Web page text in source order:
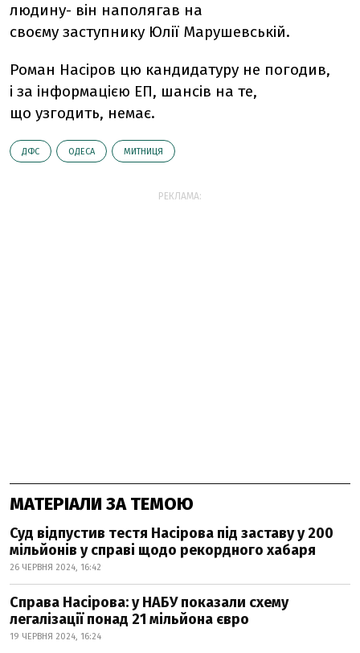
людину- він наполягав на
своєму заступнику Юлії Марушевській.
Роман Насіров цю кандидатуру не погодив,
і за інформацією ЕП, шансів на те,
що узгодить, немає.
ДФС ОДЕСА МИТНИЦЯ
РЕКЛАМА:
МАТЕРІАЛИ ЗА ТЕМОЮ
Суд відпустив тестя Насірова під заставу у 200
мільйонів у справі щодо рекордного хабаря
26 ЧЕРВНЯ 2024, 16:42
Справа Насірова: у НАБУ показали схему
легалізації понад 21 мільйона євро
19 ЧЕРВНЯ 2024, 16:24